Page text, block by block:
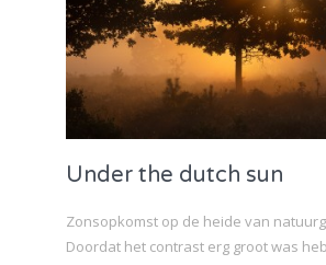
Under the dutch sun
Zonsopkomst op de heide van
Doordat het contrast erg groot was